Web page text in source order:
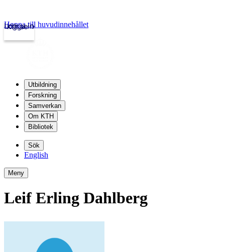
kth.se
Logga in
Hoppa till huvudinnehållet
Utbildning
Forskning
Samverkan
Om KTH
Bibliotek
Sök
English
Meny
Leif Erling Dahlberg